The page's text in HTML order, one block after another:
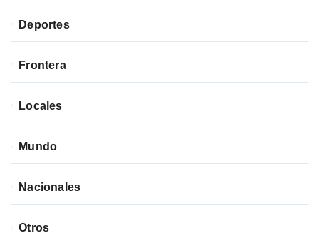
Deportes
Frontera
Locales
Mundo
Nacionales
Otros